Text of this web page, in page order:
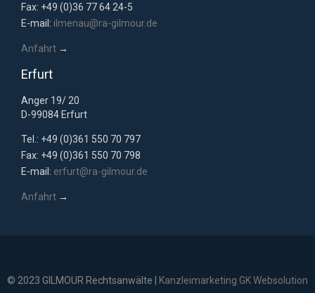
Fax: +49 (0)36 77 64 24-5
E-mail: ilmenau@ra-gilmour.de
Anfahrt →
Erfurt
Anger 19/ 20
D-99084 Erfurt
Tel.: +49 (0)361 550 70 797
Fax: +49 (0)361 550 70 798
E-mail: erfurt@ra-gilmour.de
Anfahrt →
© 2023 GILMOUR Rechtsanwälte | Kanzleimarketing GK Websolution